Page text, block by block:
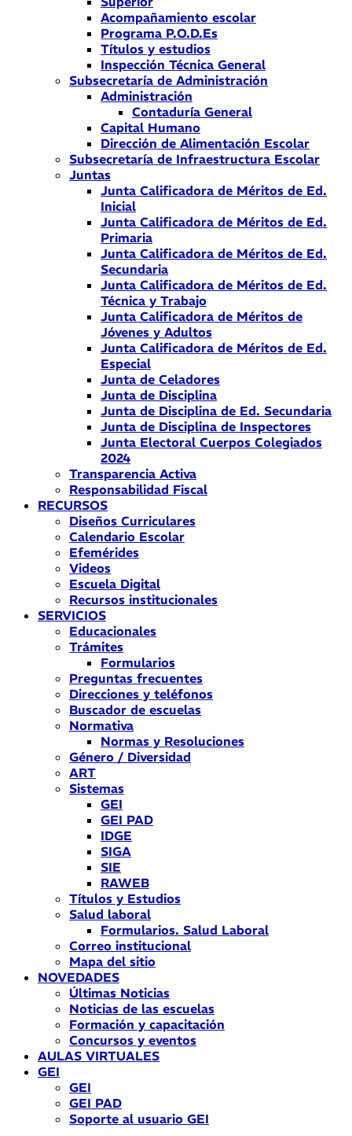
Acompañamiento escolar
Programa P.O.D.Es
Títulos y estudios
Inspección Técnica General
Subsecretaría de Administración
Administración
Contaduría General
Capital Humano
Dirección de Alimentación Escolar
Subsecretaría de Infraestructura Escolar
Juntas
Junta Calificadora de Méritos de Ed.
Inicial
Junta Calificadora de Méritos de Ed.
Primaria
Junta Calificadora de Méritos de Ed.
Secundaria
Junta Calificadora de Méritos de Ed.
Técnica y Trabajo
Junta Calificadora de Méritos de
Jóvenes y Adultos
Junta Calificadora de Méritos de Ed.
Especial
Junta de Celadores
Junta de Disciplina
Junta de Disciplina de Ed. Secundaria
Junta de Disciplina de Inspectores
Junta Electoral Cuerpos Colegiados
2024
Transparencia Activa
Responsabilidad Fiscal
RECURSOS
Diseños Curriculares
Calendario Escolar
Efemérides
Videos
Escuela Digital
Recursos institucionales
SERVICIOS
Educacionales
Trámites
Formularios
Preguntas frecuentes
Direcciones y teléfonos
Buscador de escuelas
Normativa
Normas y Resoluciones
Género / Diversidad
ART
Sistemas
GEI
GEI PAD
IDGE
SIGA
SIE
RAWEB
Títulos y Estudios
Salud laboral
Formularios. Salud Laboral
Correo institucional
Mapa del sitio
NOVEDADES
Últimas Noticias
Noticias de las escuelas
Formación y capacitación
Concursos y eventos
AULAS VIRTUALES
GEI
GEI
GEI PAD
Soporte al usuario GEI